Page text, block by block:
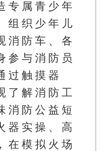
专属青少年
组织少年儿
消防车、各
参与消防员
过触摸器
了解消防工
消防公益短
器实操、高
在模拟火场